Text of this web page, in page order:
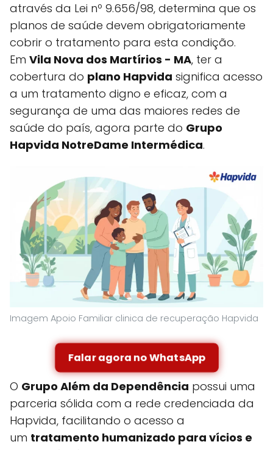
através da Lei nº 9.656/98, determina que os
planos de saúde devem obrigatoriamente
cobrir o tratamento para esta condição.
Em Vila Nova dos Martírios - MA, ter a
cobertura do plano Hapvida significa acesso
a um tratamento digno e eficaz, com a
segurança de uma das maiores redes de
saúde do país, agora parte do Grupo
Hapvida NotreDame Intermédica.
Imagem Apoio Familiar clinica de recuperação Hapvida
Falar agora no WhatsApp
O Grupo Além da Dependência possui uma
parceria sólida com a rede credenciada da
Hapvida, facilitando o acesso a
um tratamento humanizado para vícios e